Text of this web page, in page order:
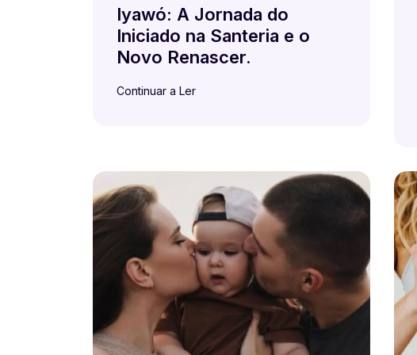
Iyawó: A Jornada do
Iniciado na Santeria e o
Novo Renascer.
Continuar a Ler